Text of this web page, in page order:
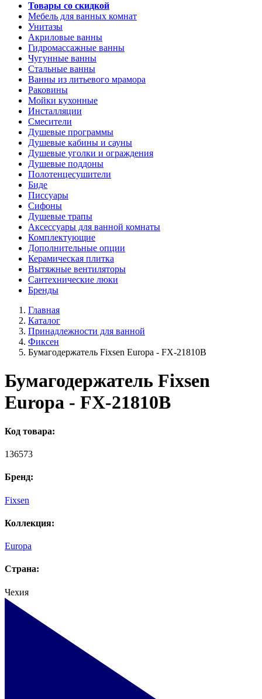
Товары со скидкой
Мебель для ванных комнат
Унитазы
Акриловые ванны
Гидромассажные ванны
Чугунные ванны
Стальные ванны
Ванны из литьевого мрамора
Раковины
Мойки кухонные
Инсталляции
Смесители
Душевые программы
Душевые кабины и сауны
Душевые уголки и ограждения
Душевые поддоны
Полотенцесушители
Биде
Писсуары
Сифоны
Душевые трапы
Аксессуары для ванной комнаты
Комплектующие
Дополнительные опции
Керамическая плитка
Вытяжные вентиляторы
Сантехнические люки
Бренды
Главная
Каталог
Принадлежности для ванной
Фиксен
Бумагодержатель Fixsen Europa - FX-21810B
Бумагодержатель Fixsen
Europa - FX-21810B
Код товара:
136573
Бренд:
Fixsen
Коллекция:
Europa
Страна:
Чехия